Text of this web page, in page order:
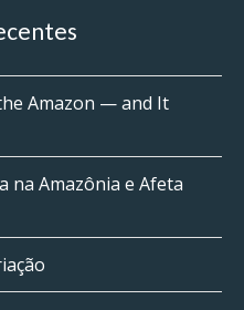
Amazon — and It
na Amazônia e Afeta